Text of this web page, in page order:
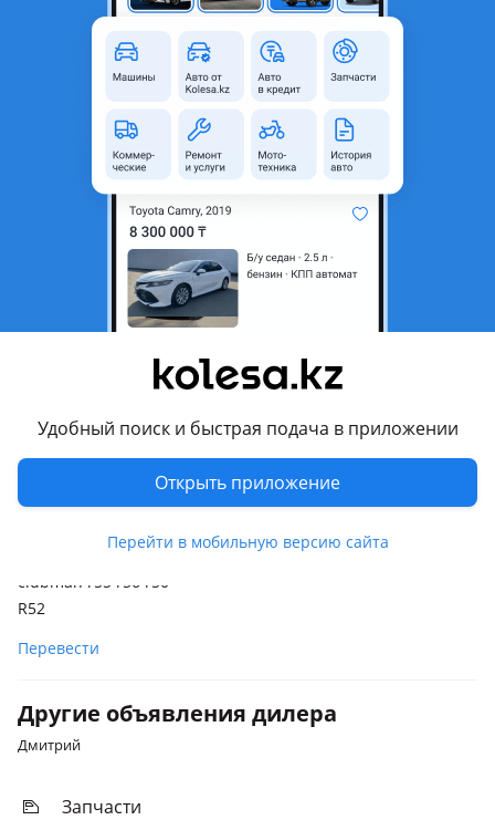
Удобный поиск и быстрая подача в приложении
Открыть приложение
Перейти в мобильную версию сайта
10 000 ₸
Алматы, Алматинская
область
Б/y
Оригинальность
Возможна рассрочка или
Подходит на авто
Mini Hatch
2000 - 2006 R50/R53, 2007 - 2014 R56
Комментарий продавца
Передняя цапфа, ступица, подшипник mini cooper hatch,
clubman r55 r56 r50
R52
Перевести
Другие объявления дилера
Дмитрий
Запчасти